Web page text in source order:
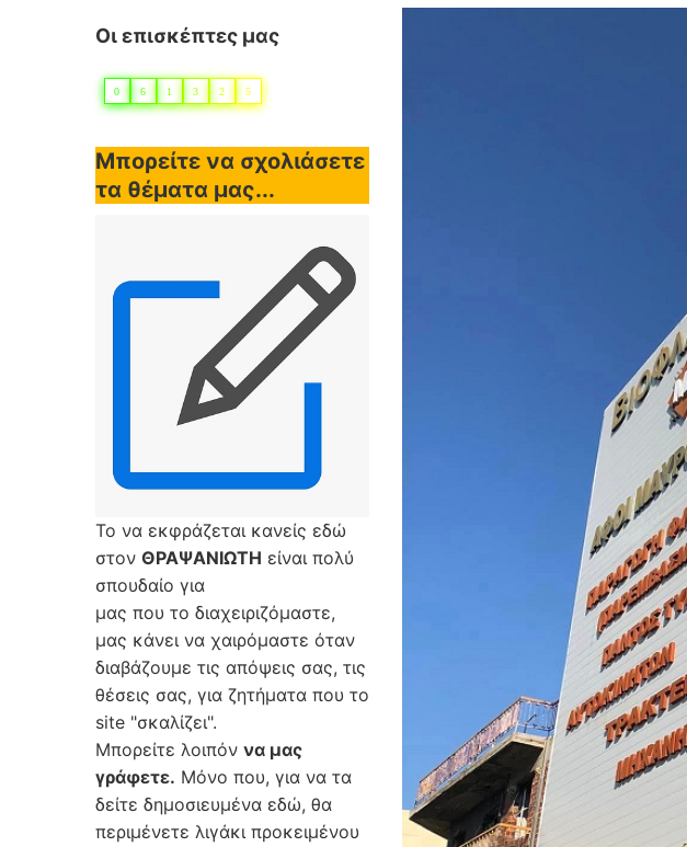
Οι επισκέπτες μας
0 6 1 3 2 5
Μπορείτε να σχολιάσετε
τα θέματα μας...
Το να εκφράζεται κανείς εδώ
στον ΘΡΑΨΑΝΙΩΤΗ είναι πολύ
σπουδαίο για
μας που το διαχειριζόμαστε,
μας κάνει να χαιρόμαστε όταν
διαβάζουμε τις απόψεις σας, τις
θέσεις σας, για ζητήματα που το
site "σκαλίζει".
Μπορείτε λοιπόν να μας
γράφετε. Μόνο που, για να τα
δείτε δημοσιευμένα εδώ, θα
περιμένετε λιγάκι προκειμένου